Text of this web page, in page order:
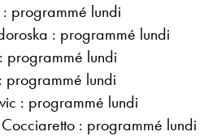
programmé lundi
: programmé lundi
programmé lundi
programmé lundi
: programmé lundi
: programmé lundi